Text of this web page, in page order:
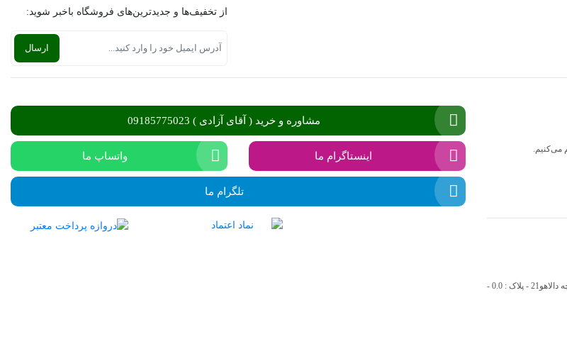
از تخفیف‌ها و جدیدترین‌های فروشگاه باخبر شوید:
می‌کنیم.
استان : کردستان - شهرستان : بانه - بخش : مرکزی - شهر : بانه - محله : حمزه آباد - بلوار ماموستا هه ژار - کوچه دالاهو21 - پلاک : 0.0 -
مشاوره و خرید ( آقای آزادی ) 09185775023
اینستاگرام ما واتساپ ما
تلگرام ما